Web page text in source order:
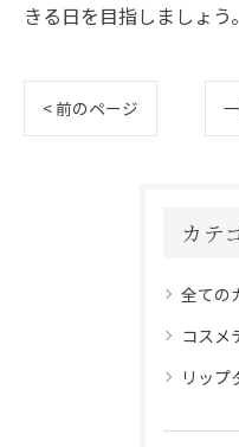
きる日を目指しましょう。
< 前のページ
カテ
全ての
コスメ
リップ